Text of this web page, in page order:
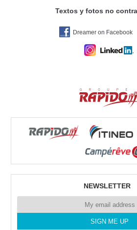
Textos y fotos no
Dreamer on Facebook
NEWSLETTER